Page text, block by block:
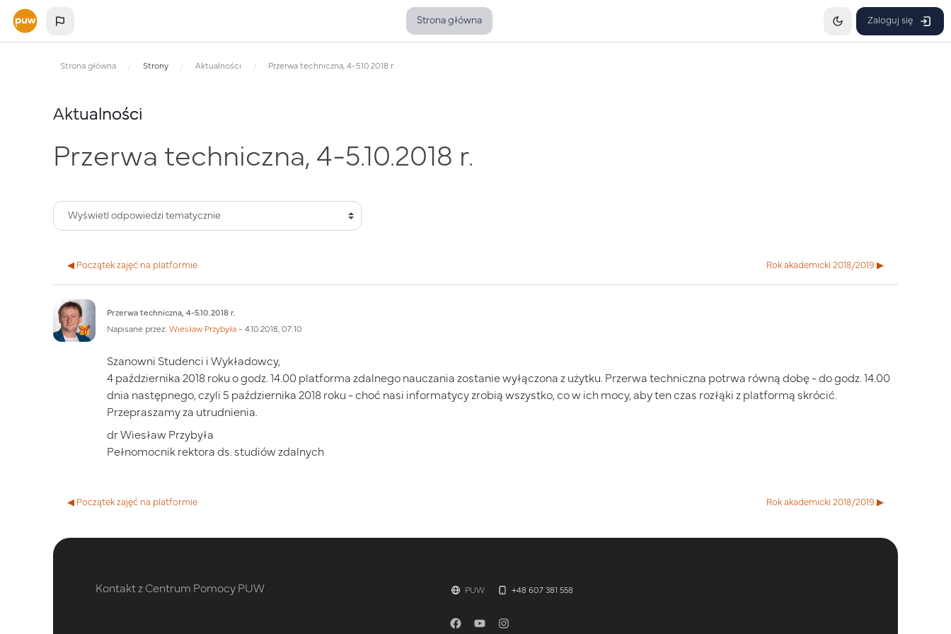
Przejdź do głównej zawartości
Strona główna Zaloguj się
Strona główna Strony Aktualności Przerwa techniczna, 4-5.10.2018 r.
Aktualności
Przerwa techniczna, 4-5.10.2018 r.
◀︎ Początek zajęć na platformie Rok akademicki 2018/2019 ▶︎
Przerwa techniczna, 4-5.10.2018 r.
Napisane przez: Wiesław Przybyła - 4.10.2018, 07:10
Liczba odpowiedzi: 0
Szanowni Studenci i Wykładowcy,
4 października 2018 roku o godz. 14.00 platforma zdalnego nauczania zostanie wyłączona z użytku. Przerwa techniczna potrwa równą dobę - do godz. 14.00
dnia następnego, czyli 5 października 2018 roku - choć nasi informatycy zrobią wszystko, co w ich mocy, aby ten czas rozłąki z platformą skrócić.
Przepraszamy za utrudnienia.
dr Wiesław Przybyła
Pełnomocnik rektora ds. studiów zdalnych
◀︎ Początek zajęć na platformie Rok akademicki 2018/2019 ▶︎
Kontakt z Centrum Pomocy PUW PUW +48 607 381 558